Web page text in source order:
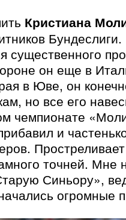
Кристиана
существенного
он еще в
в Юве, он
но все его
чемпионате
и
точней. Мне
Синьору»,
огромные